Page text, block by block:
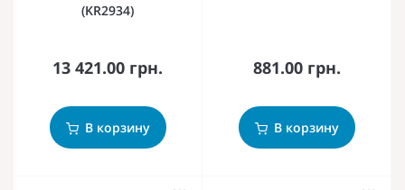
(KR2934)
13 421.00 грн.
В корзину
881.00 грн.
В корзину